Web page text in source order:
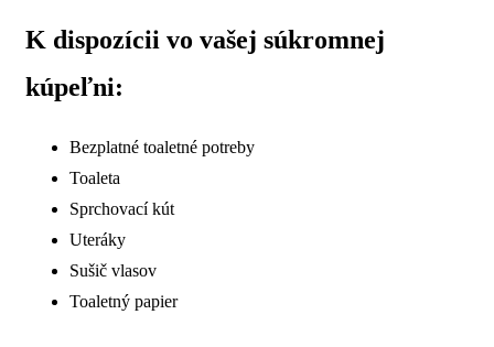
K dispozícii vo vašej súkromnej
kúpeľni:
Bezplatné toaletné potreby
Toaleta
Sprchovací kút
Uteráky
Sušič vlasov
Toaletný papier